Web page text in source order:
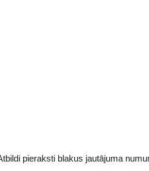
pieraksti blakus jautājuma